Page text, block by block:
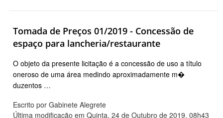
Tomada de Preços 01/2019 - Concessão de
espaço para lancheria/restaurante
O objeto da presente licitação é a concessão de uso a título
oneroso de uma área medindo aproximadamente m�
duzentos …
Escrito por Gabinete Alegrete
Última modificação em Quinta, 24 de Outubro de 2019, 08h43